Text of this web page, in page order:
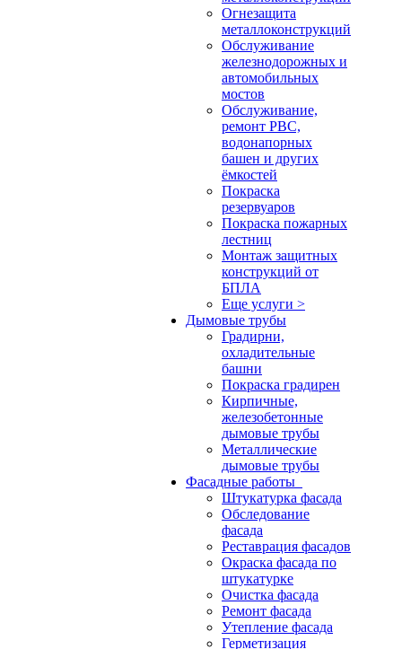
Огнезащита
металлоконструкций
Обслуживание
железнодорожных и
автомобильных
мостов
Обслуживание,
ремонт РВС,
водонапорных
башен и других
ёмкостей
Покраска
резервуаров
Покраска пожарных
лестниц
Монтаж защитных
конструкций от
БПЛА
Еще услуги >
Дымовые трубы
Градирни,
охладительные
башни
Покраска градирен
Кирпичные,
железобетонные
дымовые трубы
Металлические
дымовые трубы
Фасадные работы
Штукатурка фасада
Обследование
фасада
Реставрация фасадов
Окраска фасада по
штукатурке
Очистка фасада
Ремонт фасада
Утепление фасада
Герметизация